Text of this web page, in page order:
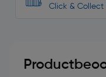
Click & Collect